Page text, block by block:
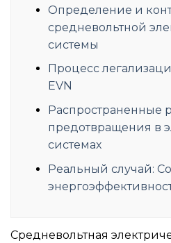
Определение и
средневольтной
системы
Процесс
EVN
Распространенные
предотвращения в
системах
Реальный случай:
Средневольтная